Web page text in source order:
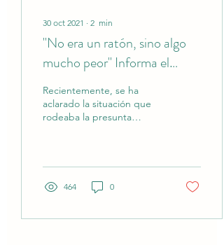
30 oct 2021 ∙ 2 min
"No era un ratón, sino algo
mucho peor" Informa el
centro de alimentos de la
UMSS
Recientemente, se ha
aclarado la situación que
rodeaba la presunta
464 0